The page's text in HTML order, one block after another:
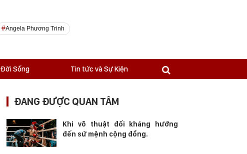
Angela Phương Trinh
Đời Sống Tin tức và Sự Kiện
ĐANG ĐƯỢC QUAN TÂM
Khi võ thuật đối kháng hướng
đến sứ mệnh cộng đồng.